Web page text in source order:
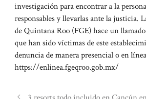
investigación para encontrar a la
responsables y llevarlas ante la justicia.
de Quintana Roo (FGE) hace un
que han sido víctimas de este
denuncia de manera presencial o en
https://enlinea.fgeqroo.gob.mx/